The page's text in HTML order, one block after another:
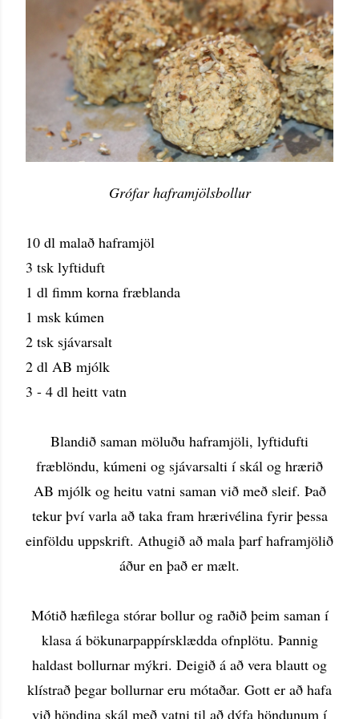
Grófar haframjölsbollur
10 dl malað haframjöl
3 tsk lyftiduft
1 dl fimm korna fræblanda
1 msk kúmen
2 tsk sjávarsalt
2 dl AB mjólk
3 - 4 dl heitt vatn
Blandið saman möluðu haframjöli, lyftidufti
fræblöndu, kúmeni og sjávarsalti í skál og hrærið
AB mjólk og heitu vatni saman við með sleif. Það
tekur því varla að taka fram hrærivélina fyrir þessa
einföldu uppskrift. Athugið að mala þarf haframjölið
áður en það er mælt.
Mótið hæfilega stórar bollur og raðið þeim saman í
klasa á bökunarpappírsklædda ofnplötu. Þannig
haldast bollurnar mýkri. Deigið á að vera blautt og
klístrað þegar bollurnar eru mótaðar. Gott er að hafa
við höndina skál með vatni til að dýfa höndunum í